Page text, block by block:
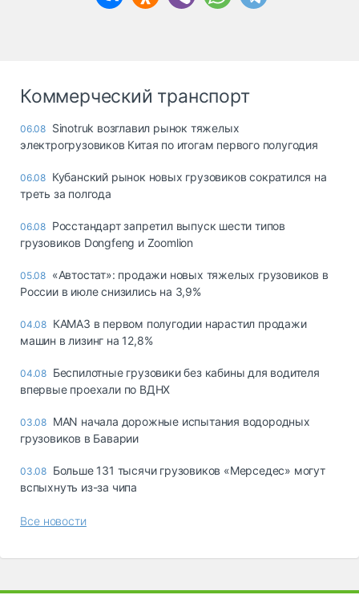
Коммерческий транспорт
06.08 Sinotruk возглавил рынок тяжелых
электрогрузовиков Китая по итогам первого полугодия
06.08 Кубанский рынок новых грузовиков сократился на
треть за полгода
06.08 Росстандарт запретил выпуск шести типов
грузовиков Dongfeng и Zoomlion
05.08 «Автостат»: продажи новых тяжелых грузовиков в
России в июле снизились на 3,9%
04.08 КАМАЗ в первом полугодии нарастил продажи
машин в лизинг на 12,8%
04.08 Беспилотные грузовики без кабины для водителя
впервые проехали по ВДНХ
03.08 MAN начала дорожные испытания водородных
грузовиков в Баварии
03.08 Больше 131 тысячи грузовиков «Мерседес» могут
вспыхнуть из-за чипа
Все новости